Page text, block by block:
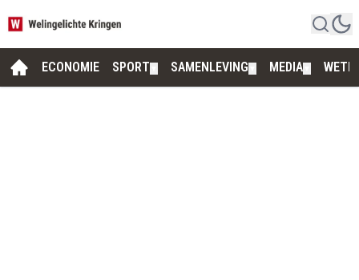
ECONOMIE SPORT SAMENLEVING MEDIA